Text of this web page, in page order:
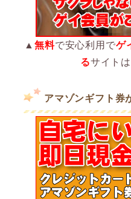
▲無料で安心利用でゲ
るサイトは
アマゾンギフト券